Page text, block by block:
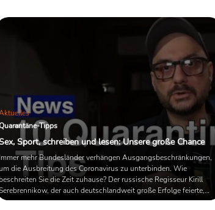
Tipps
Sport, schreiben und lesen: Unsere große Chance
Immer mehr Bundesländer verhängen Ausgangsbeschränkungen,
um die Ausbreitung des Coronavirus zu unterbinden. Wie
beschreiten Sie die Zeit zuhause? Der russische Regisseur Kirill
der auch deutschlandweit große Erfolge feierte,
sieht die Isolation als große Chance. Er selbst stand anderthalb